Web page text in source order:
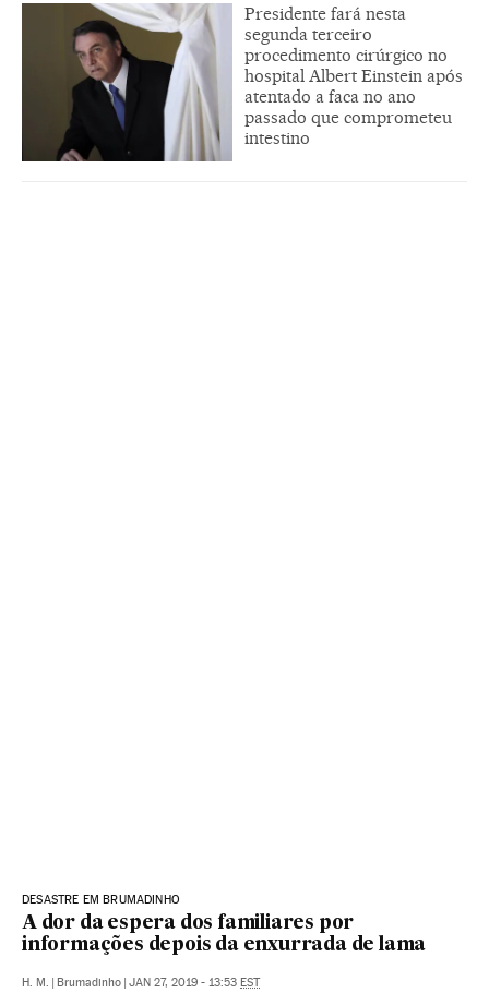
Presidente fará nesta
segunda terceiro
procedimento cirúrgico no
hospital Albert Einstein após
atentado a faca no ano
passado que comprometeu
intestino
DESASTRE EM BRUMADINHO
A dor da espera dos familiares por
informações depois da enxurrada de lama
H. M. | Brumadinho | JAN 27, 2019 - 13:53 EST